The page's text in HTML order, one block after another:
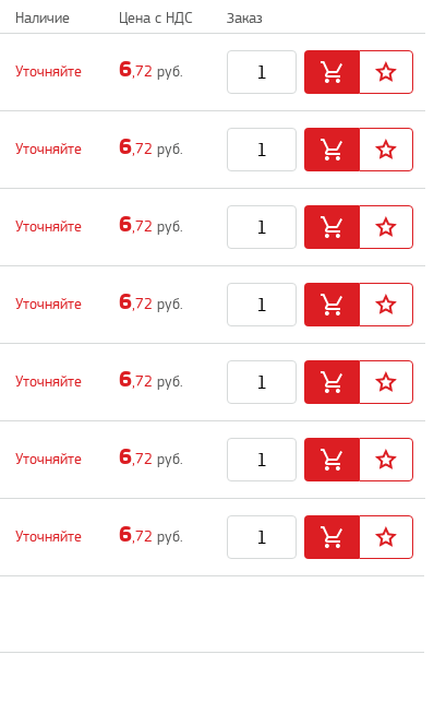
Наличие Цена с НДС Заказ
Уточняйте 6,72 руб.
Уточняйте 6,72 руб.
Уточняйте 6,72 руб.
Уточняйте 6,72 руб.
Уточняйте 6,72 руб.
Уточняйте 6,72 руб.
Уточняйте 6,72 руб.